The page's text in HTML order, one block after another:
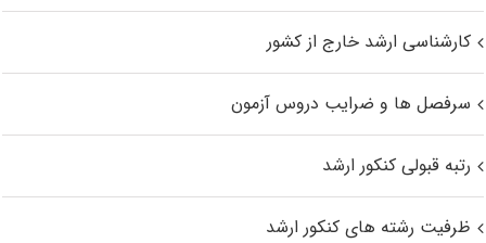
کارشناسی ارشد خارج از کشور
سرفصل ها و ضرایب دروس آزمون
رتبه قبولی کنکور ارشد
ظرفیت رشته های کنکور ارشد